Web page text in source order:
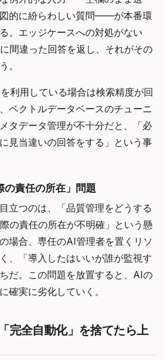
的に紛らわしい質問——が本番環
。エッジケースへの対処がない
間違った回答を返し、それがその
。
利用している場合は検索精度が回
ベクトルデータベースのチューニ
タデータ管理が不十分だと、「必
見当違いの回答をする」という事
の責任の所在」問題
立つのは、「品質管理をどうする
の責任の所在が不明確」という懸
場合、専任のAI管理者を置くリソ
、「導入したはいいが誰が監視す
だ。この問題を放置すると、AIの
確実に劣化していく。
全自動化」を捨てたら上